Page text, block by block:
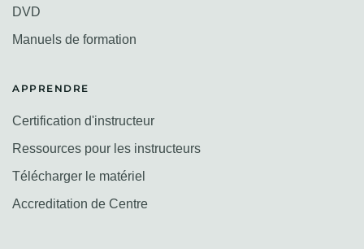
DVD
Manuels de formation
APPRENDRE
Certification d'instructeur
Ressources pour les instructeurs
Télécharger le matériel
Accreditation de Centre